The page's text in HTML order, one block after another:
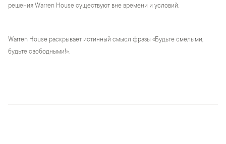
решения Warren House существуют вне времени и условий.
Warren House раскрывает истинный смысл фразы «Будьте смелыми,
будьте свободными!».